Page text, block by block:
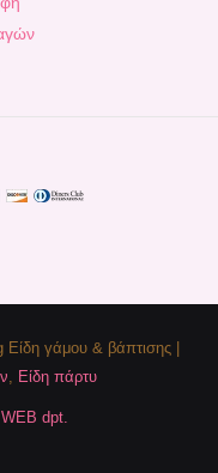
γάμου & βάπτισης |
, Είδη πάρτυ
WEB dpt.